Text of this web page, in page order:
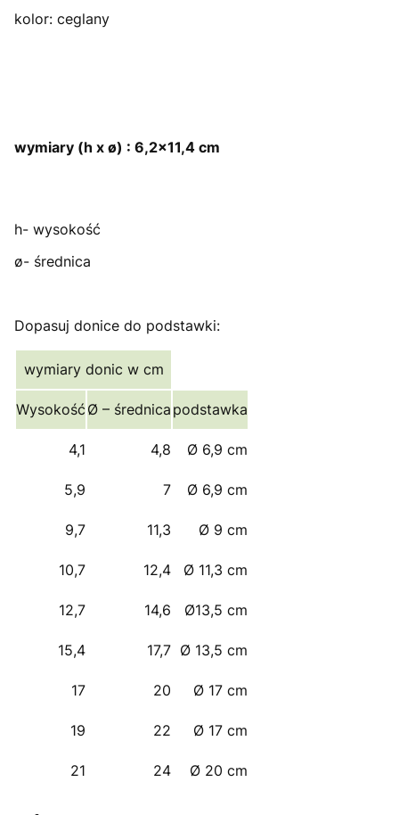
kolor: ceglany
wymiary (h x ø) : 6,2x11,4 cm
h- wysokość
ø- średnica
Dopasuj donice do podstawki:
wymiary donic w cm
Wysokość Ø – średnica podstawka
4,1 4,8 Ø 6,9 cm
5,9 7 Ø 6,9 cm
9,7 11,3 Ø 9 cm
10,7 12,4 Ø 11,3 cm
12,7 14,6 Ø13,5 cm
15,4 17,7 Ø 13,5 cm
17 20 Ø 17 cm
19 22 Ø 17 cm
21 24 Ø 20 cm